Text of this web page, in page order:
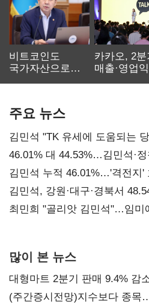
비트코인도
국가자산으로…'
카카오, 2분
매출·영업
주요 뉴스
김민석 "TK 유세에 도움되는
대표된 양 당직 배분"
46.01% 대 44.53%…김민석·
김민석 누적 46.01%…'격전지'
(2보)
김민석, 강원·대구·경북서
최민희 "골리앗 김민석"…임미
많이 본 뉴스
대형마트 2분기 판매 9.4% 감
(주간증시전망)지수보다 종목